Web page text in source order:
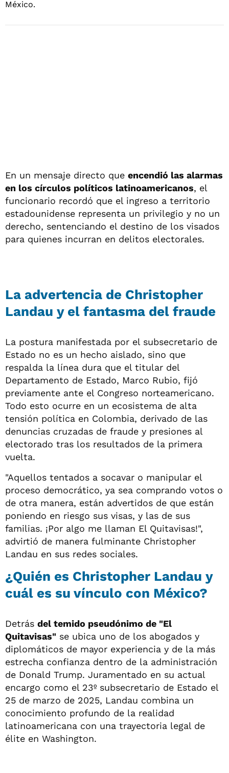
En un mensaje directo que encendió las alarmas
en los círculos políticos latinoamericanos, el
funcionario recordó que el ingreso a territorio
estadounidense representa un privilegio y no un
derecho, sentenciando el destino de los visados
para quienes incurran en delitos electorales.
La advertencia de Christopher
Landau y el fantasma del fraude
La postura manifestada por el subsecretario de
Estado no es un hecho aislado, sino que
respalda la línea dura que el titular del
Departamento de Estado, Marco Rubio, fijó
previamente ante el Congreso norteamericano.
Todo esto ocurre en un ecosistema de alta
tensión política en Colombia, derivado de las
denuncias cruzadas de fraude y presiones al
electorado tras los resultados de la primera
vuelta.
"Aquellos tentados a socavar o manipular el
proceso democrático, ya sea comprando votos o
de otra manera, están advertidos de que están
poniendo en riesgo sus visas, y las de sus
familias. ¡Por algo me llaman El Quitavisas!",
advirtió de manera fulminante Christopher
Landau en sus redes sociales.
¿Quién es Christopher Landau y
cuál es su vínculo con México?
Detrás del temido pseudónimo de "El
Quitavisas" se ubica uno de los abogados y
diplomáticos de mayor experiencia y de la más
estrecha confianza dentro de la administración
de Donald Trump. Juramentado en su actual
encargo como el 23º subsecretario de Estado el
25 de marzo de 2025, Landau combina un
conocimiento profundo de la realidad
latinoamericana con una trayectoria legal de
élite en Washington.